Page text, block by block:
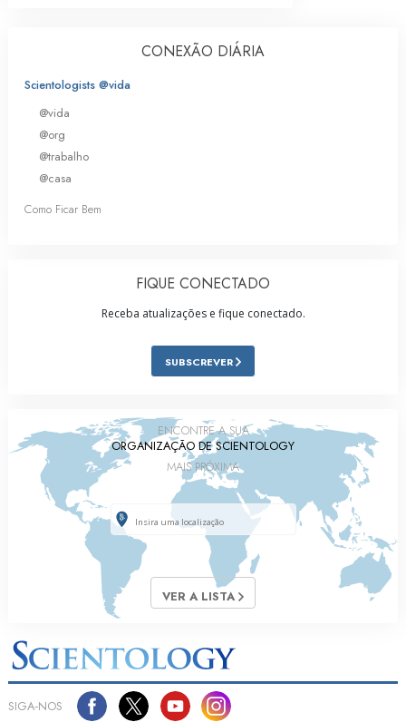
CONEXÃO DIÁRIA
Scientologists @vida
@vida
@org
@trabalho
@casa
Como Ficar Bem
FIQUE CONECTADO
Receba atualizações e fique conectado.
SUBSCREVER
ENCONTRE A SUA
ORGANIZAÇÃO DE SCIENTOLOGY
MAIS PRÓXIMA
VER A LISTA
SIGA‑NOS